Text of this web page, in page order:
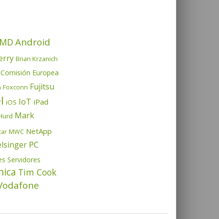
Android
Brian Krzanich
Comisión Europea
Foxconn Fujitsu
iOS IoT iPad
Mark
MWC NetApp
PC
Servidores
Tim Cook